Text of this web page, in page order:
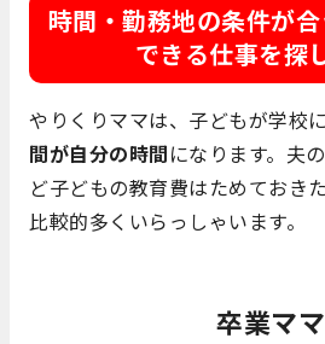
時間・勤務地の条件が
できる仕事を探
やりくりママは、子どもが学校
間が自分の時間になります。夫
ど子どもの教育費はためておき
比較的多くいらっしゃいます。
卒業ママ